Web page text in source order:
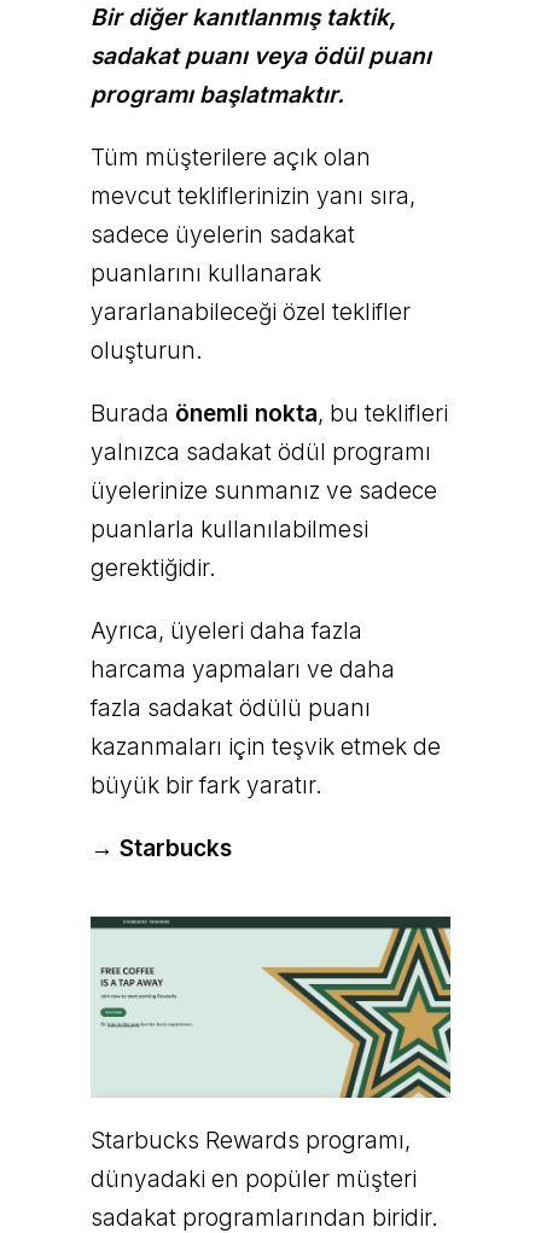
Bir diğer kanıtlanmış taktik,
sadakat puanı veya ödül puanı
programı başlatmaktır.
Tüm müşterilere açık olan
mevcut tekliflerinizin yanı sıra,
sadece üyelerin sadakat
puanlarını kullanarak
yararlanabileceği özel teklifler
oluşturun.
Burada önemli nokta, bu teklifleri
yalnızca sadakat ödül programı
üyelerinize sunmanız ve sadece
puanlarla kullanılabilmesi
gerektiğidir.
Ayrıca, üyeleri daha fazla
harcama yapmaları ve daha
fazla sadakat ödülü puanı
kazanmaları için teşvik etmek de
büyük bir fark yaratır.
→ Starbucks
Starbucks Rewards programı,
dünyadaki en popüler müşteri
sadakat programlarından biridir.